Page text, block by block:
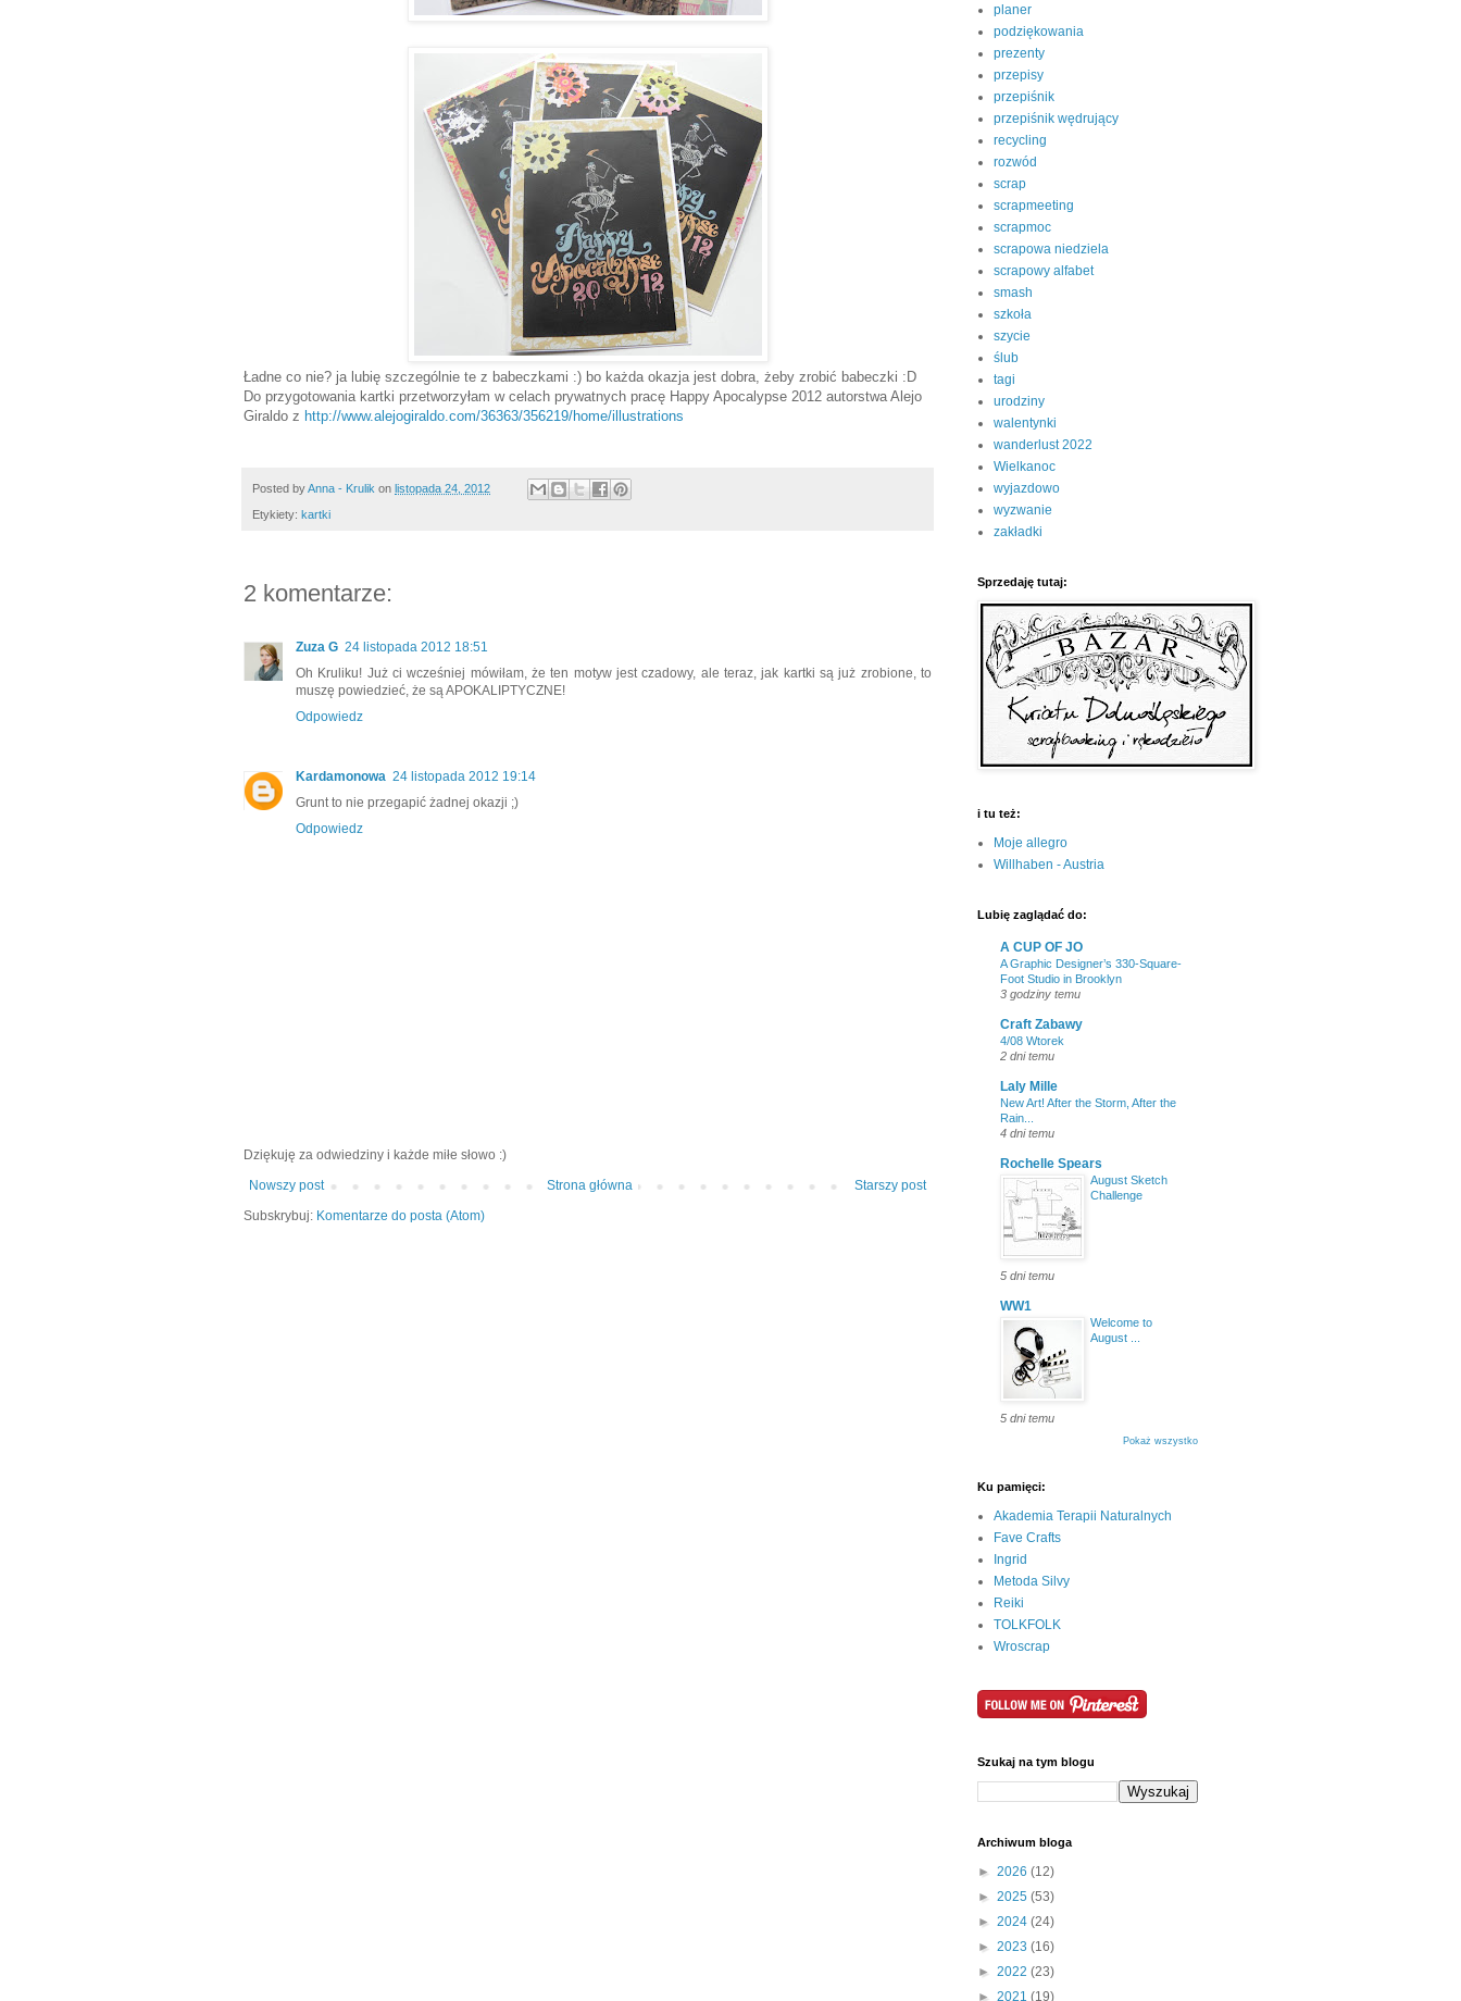
Ładne co nie? ja lubię szczególnie te z babeczkami :) bo każda okazja jest dobra, żeby zrobić babeczki :D
Do przygotowania kartki przetworzyłam w celach prywatnych pracę Happy Apocalypse 2012 autorstwa Alejo
Giraldo z http://www.alejogiraldo.com/36363/356219/home/illustrations
Posted byAnna - Krulik on listopada 24, 2012
Etykiety: kartki
2 komentarze:
Zuza G 24 listopada 2012 18:51
Oh Kruliku! Już ci wcześniej mówiłam, że ten motyw jest czadowy, ale teraz, jak kartki są już zrobione, to
muszę powiedzieć, że są APOKALIPTYCZNE!
Odpowiedz
Kardamonowa 24 listopada 2012 19:14
Grunt to nie przegapić żadnej okazji ;)
Odpowiedz
Dziękuję za odwiedziny i każde miłe słowo :)
Nowszy post
Starszy post
Strona główna
Subskrybuj: Komentarze do posta (Atom)
planer
podziękowania
prezenty
przepisy
przepiśnik
przepiśnik wędrujący
recycling
rozwód
scrap
scrapmeeting
scrapmoc
scrapowa niedziela
scrapowy alfabet
smash
szkoła
szycie
ślub
tagi
urodziny
walentynki
wanderlust 2022
Wielkanoc
wyjazdowo
wyzwanie
zakładki
Sprzedaję tutaj:
i tu też:
Moje allegro
Willhaben - Austria
Lubię zaglądać do:
A CUP OF JO
A Graphic Designer’s 330-Square-
Foot Studio in Brooklyn
3 godziny temu
Craft Zabawy
4/08 Wtorek
2 dni temu
Laly Mille
New Art! After the Storm, After the
Rain...
4 dni temu
Rochelle Spears
August Sketch
Challenge
5 dni temu
WW1
Welcome to
August ...
5 dni temu
Pokaż wszystko
Ku pamięci:
Akademia Terapii Naturalnych
Fave Crafts
Ingrid
Metoda Silvy
Reiki
TOLKFOLK
Wroscrap
Szukaj na tym blogu
Archiwum bloga
► 2026 (12)
► 2025 (53)
► 2024 (24)
► 2023 (16)
► 2022 (23)
► 2021 (19)